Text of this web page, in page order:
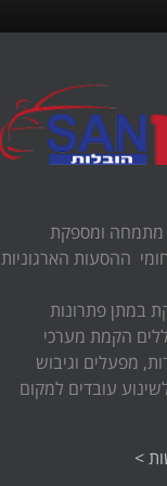
מתמחה ומספקת
ההסעות הארגוניות
במתן פתרונות
הקמת מערכי
מפעלים וגיבוש
עובדים למקום
>